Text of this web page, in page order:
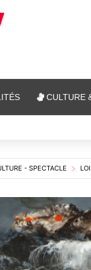
CULTURE
concerts prévues à
- SPECTACLE